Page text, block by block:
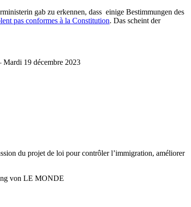
gab zu erkennen, dass einige Bestimmungen des
pas conformes à la Constitution. Das scheint der
Mardi 19 décembre 2023
du projet de loi pour contrôler l’immigration, améliorer
von LE MONDE